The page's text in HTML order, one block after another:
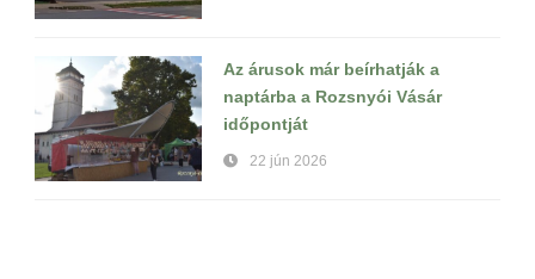
Az árusok már beírhatják a
naptárba a Rozsnyói Vásár
időpontját
22 jún 2026